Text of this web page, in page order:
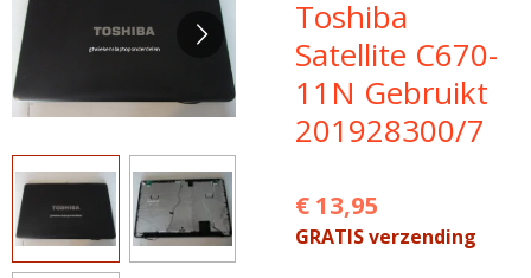
Toshiba
Satellite C670-
11N Gebruikt
201928300/7
€ 13,95
GRATIS verzending